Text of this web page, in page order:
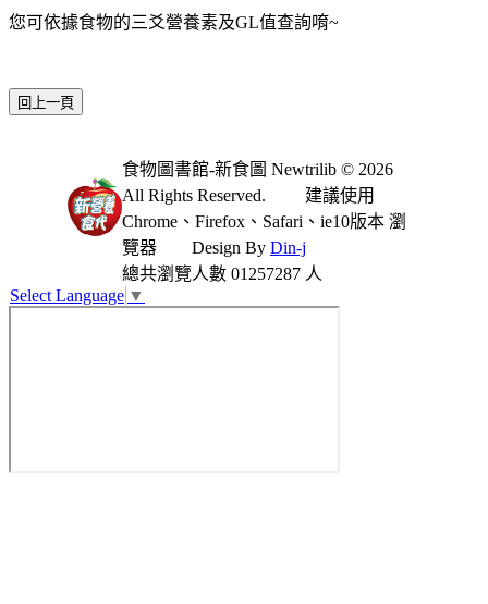
您可依據食物的三爻營養素及GL值查詢唷~
食物圖書館-新食圖 Newtrilib © 2026
All Rights Reserved.
建議使用
Chrome、Firefox、Safari、ie10版本 瀏
覽器 Design By Din-j
總共瀏覽人數 01257287 人
Select Language ▼